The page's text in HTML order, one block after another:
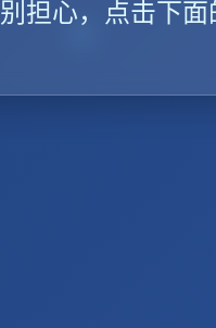
别担心，点击下